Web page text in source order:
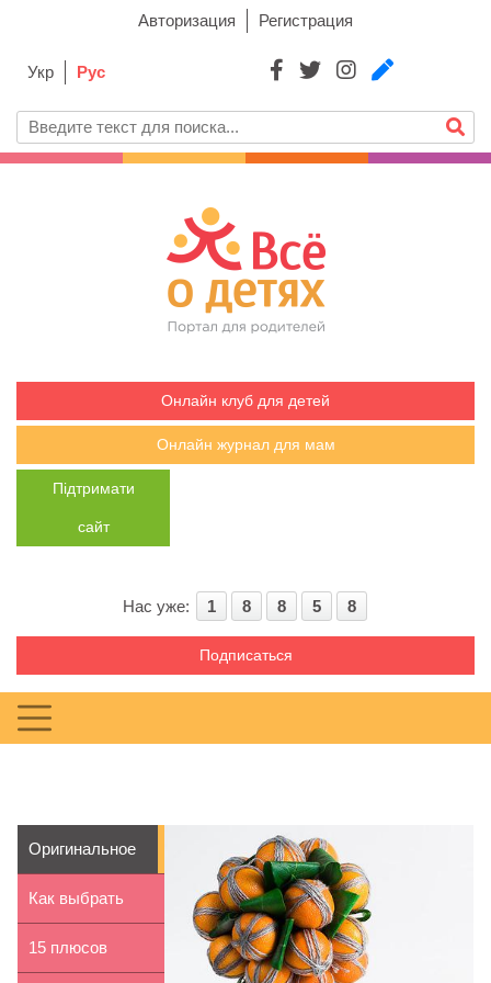
Авторизация Регистрация
Укр Рус
Онлайн клуб для детей
Онлайн журнал для мам
Підтримати
сайт
Нас уже: 1 8 8 5 8
Подписаться
Оригинальное
мандариновое
дерев...
Как выбрать
акваобувь
15 плюсов